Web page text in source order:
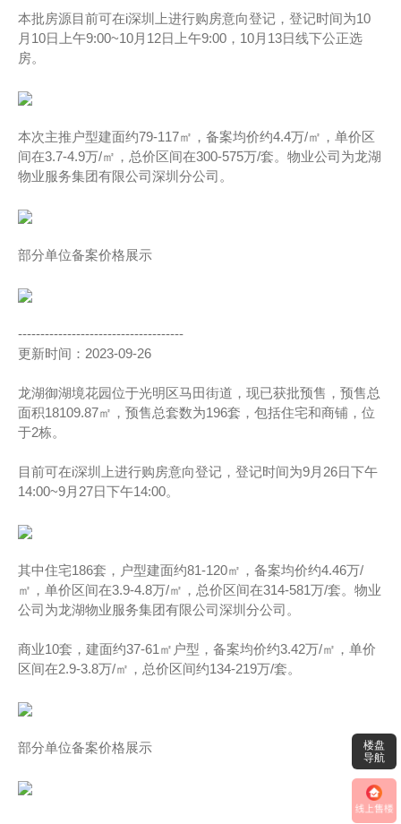
本批房源目前可在i深圳上进行购房意向登记，登记时间为10
月10日上午9:00~10月12日上午9:00，10月13日线下公正选
房。
本次主推户型建面约79-117㎡，备案均价约4.4万/㎡，单价区
间在3.7-4.9万/㎡，总价区间在300-575万/套。物业公司为龙湖
物业服务集团有限公司深圳分公司。
部分单位备案价格展示
-------------------------------------
更新时间：2023-09-26
龙湖御湖境花园位于光明区马田街道，现已获批预售，预售总
面积18109.87㎡，预售总套数为196套，包括住宅和商铺，位
于2栋。
目前可在i深圳上进行购房意向登记，登记时间为9月26日下午
14:00~9月27日下午14:00。
其中住宅186套，户型建面约81-120㎡，备案均价约4.46万/
㎡，单价区间在3.9-4.8万/㎡，总价区间在314-581万/套。物业
公司为龙湖物业服务集团有限公司深圳分公司。
商业10套，建面约37-61㎡户型，备案均价约3.42万/㎡，单价
区间在2.9-3.8万/㎡，总价区间约134-219万/套。
部分单位备案价格展示
楼盘
导航